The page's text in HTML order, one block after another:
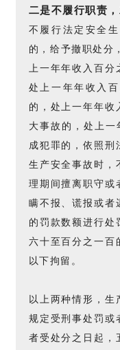
二是不履行职责
不履行法定安全
的，给予撤职处分
上一年年收入百
处上一年年收入
的，处上一年年收
大事故的，处上一
成犯罪的，依照刑
生产安全事故时，
理期间擅离职守或
瞒不报、谎报或者
的罚款数额进行处
六十至百分之一百
以下拘留。
以上两种情形，生
规定受刑事处罚或
者受处分之日起，